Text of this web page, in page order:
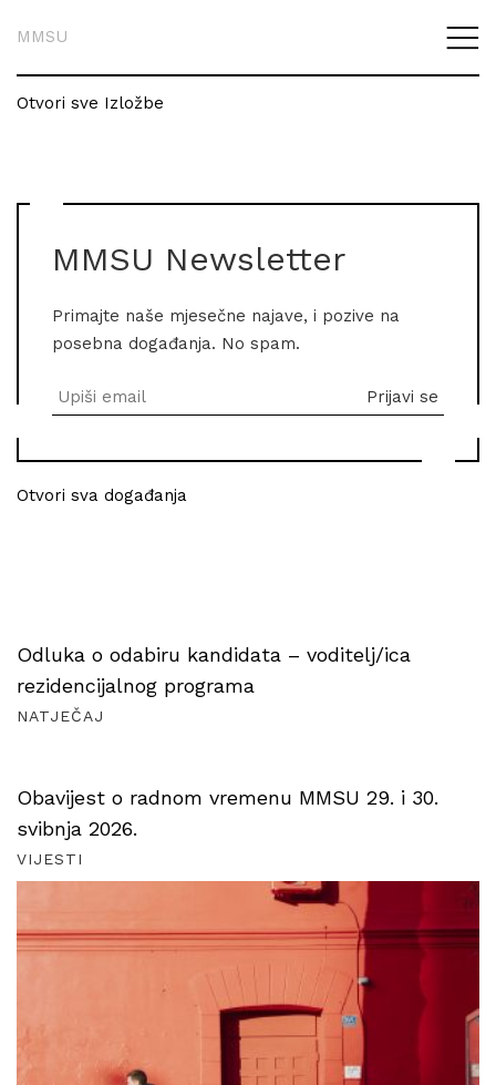
MMSU
Otvori sve Izložbe
MMSU Newsletter
Primajte naše mjesečne najave, i pozive na
posebna događanja. No spam.
Otvori sva događanja
Odluka o odabiru kandidata – voditelj/ica
rezidencijalnog programa
NATJEČAJ
Obavijest o radnom vremenu MMSU 29. i 30.
svibnja 2026.
VIJESTI